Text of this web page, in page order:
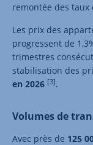
remontée des taux
Les prix des
progressent de
trimestres
stabilisation des
en 2026 [3].
Volumes de
Avec près de 125